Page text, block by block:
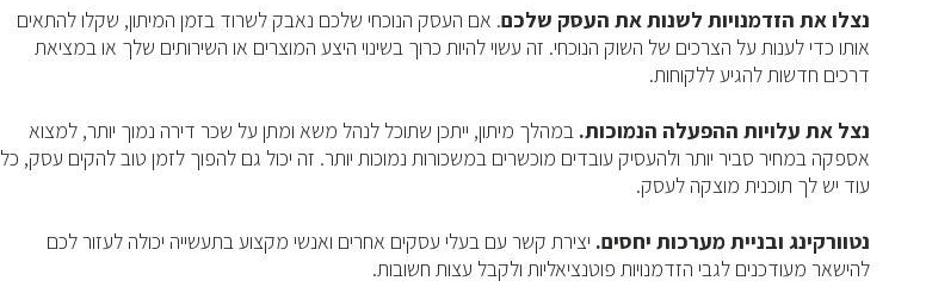
נצלו את הזדמנויות לשנות את העסק שלכם. אם העסק הנוכחי שלכם נאבק לשרוד בזמן המיתון, שקלו להתאים
אותו כדי לענות על הצרכים של השוק הנוכחי. זה עשוי להיות כרוך בשינוי היצע המוצרים או השירותים שלך או במציאת
דרכים חדשות להגיע ללקוחות.
נצל את עלויות ההפעלה הנמוכות. במהלך מיתון, ייתכן שתוכל לנהל משא ומתן על שכר דירה נמוך יותר, למצוא
אספקה במחיר סביר יותר ולהעסיק עובדים מוכשרים במשכורות נמוכות יותר. זה יכול גם להפוך לזמן טוב להקים עסק, כל
עוד יש לך תוכנית מוצקה לעסק.
נטוורקינג ובניית מערכות יחסים. יצירת קשר עם בעלי עסקים אחרים ואנשי מקצוע בתעשייה יכולה לעזור לכם
להישאר מעודכנים לגבי הזדמנויות פוטנציאליות ולקבל עצות חשובות.